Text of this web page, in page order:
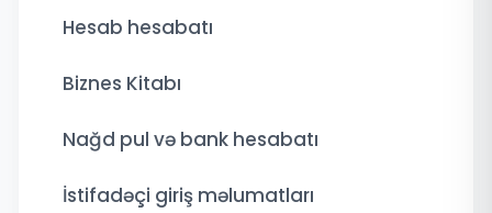
Hesab hesabatı
Biznes Kitabı
Nağd pul və bank hesabatı
İstifadəçi giriş məlumatları